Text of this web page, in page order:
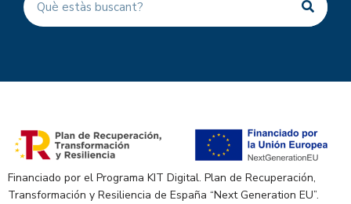
Financiado por el Programa KIT Digital. Plan de Recuperación,
Transformación y Resiliencia de España “Next Generation EU”.